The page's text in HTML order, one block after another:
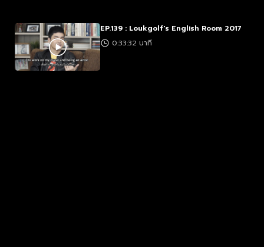
EP.139 : Loukgolf's English Room 2017
0:33:32 นาที